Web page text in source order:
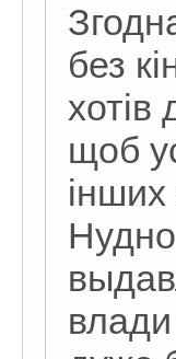
без
хотів
щоб
інших